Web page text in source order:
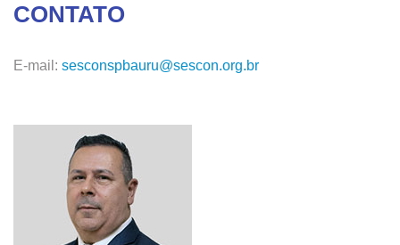
CONTATO
E-mail: sesconspbauru@sescon.org.br